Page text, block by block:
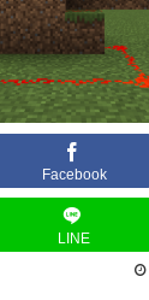
Facebook
LINE